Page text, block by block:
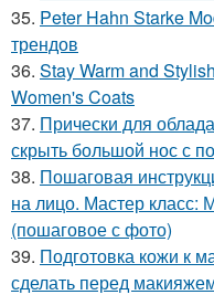
35. Peter Hahn Starke
трендов
36. Stay Warm and
Women's Coats
37. Прически для
скрыть большой нос с
38. Пошаговая
на лицо. Мастер класс:
(пошаговое с фото)
39. Подготовка кожи к
сделать перед